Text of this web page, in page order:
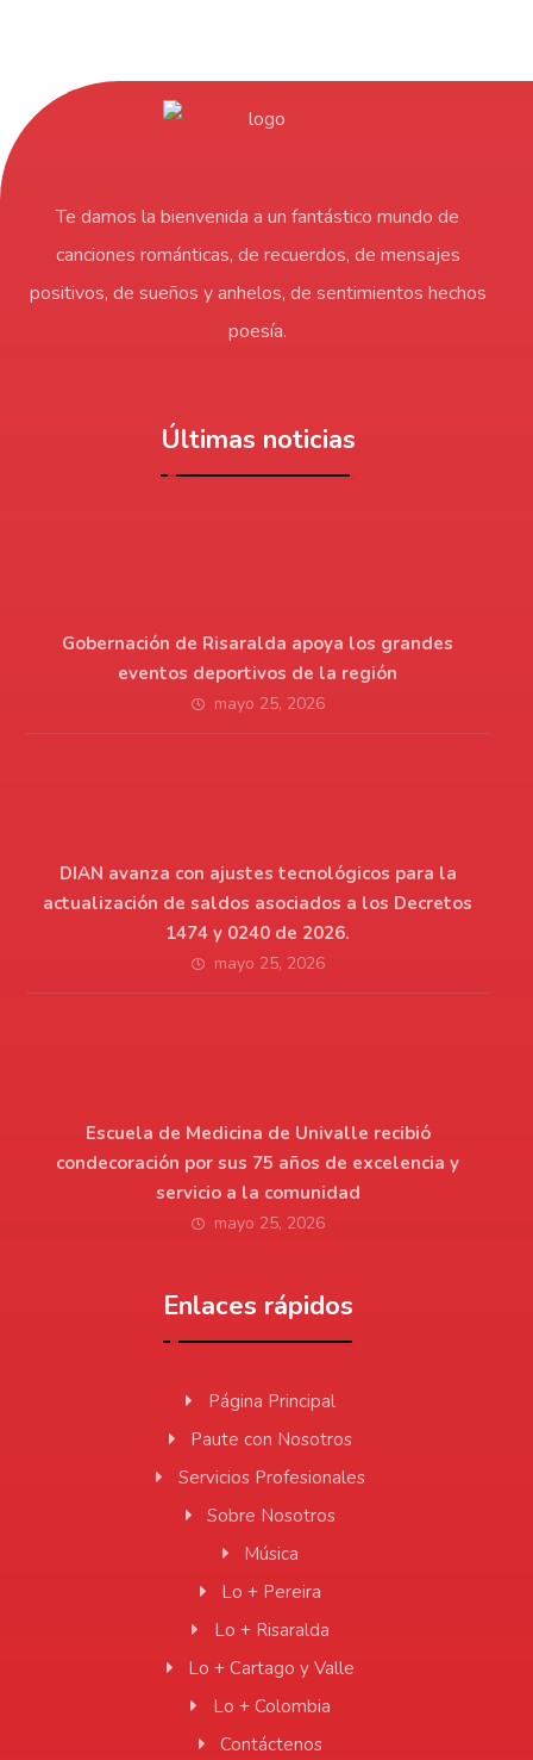
Te damos la bienvenida a un fantástico mundo de
canciones románticas, de recuerdos, de mensajes
positivos, de sueños y anhelos, de sentimientos hechos
poesía.
Últimas noticias
Gobernación de Risaralda apoya los grandes
eventos deportivos de la región
mayo 25, 2026
DIAN avanza con ajustes tecnológicos para la
actualización de saldos asociados a los Decretos
1474 y 0240 de 2026.
mayo 25, 2026
Escuela de Medicina de Univalle recibió
condecoración por sus 75 años de excelencia y
servicio a la comunidad
mayo 25, 2026
Enlaces rápidos
Página Principal
Paute con Nosotros
Servicios Profesionales
Sobre Nosotros
Música
Lo + Pereira
Lo + Risaralda
Lo + Cartago y Valle
Lo + Colombia
Contáctenos